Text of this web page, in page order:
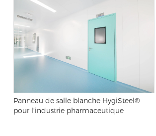
Panneau de salle blanche HygiSteel®
pour l’industrie pharmaceutique